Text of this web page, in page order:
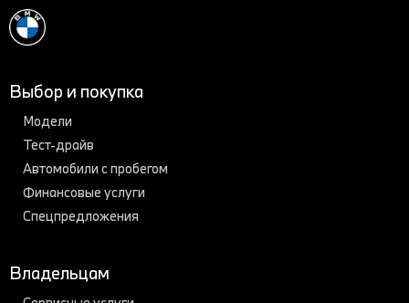
Выбор и покупка
Модели
Тест-драйв
Автомобили с пробегом
Финансовые услуги
Спецпредложения
Владельцам